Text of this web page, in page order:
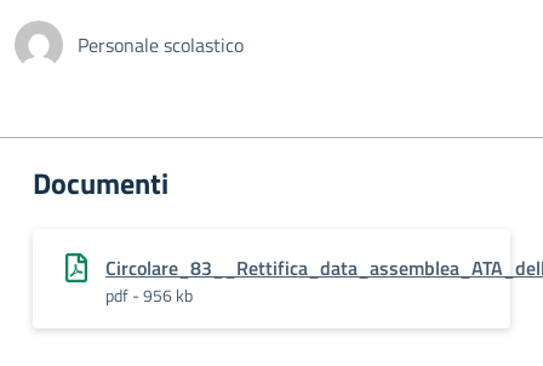
Personale scolastico
Documenti
pdf - 956 kb